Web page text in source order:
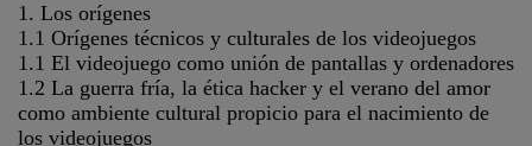
1. Los orígenes
1.1 Orígenes técnicos y culturales de los videojuegos
1.1 El videojuego como unión de pantallas y ordenadores
1.2 La guerra fría, la ética hacker y el verano del amor
como ambiente cultural propicio para el nacimiento de
los videojuegos